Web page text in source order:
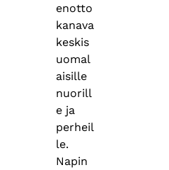
enotto
kanava
keskis
uomal
aisille
nuorill
e ja
perheil
le.
Napin